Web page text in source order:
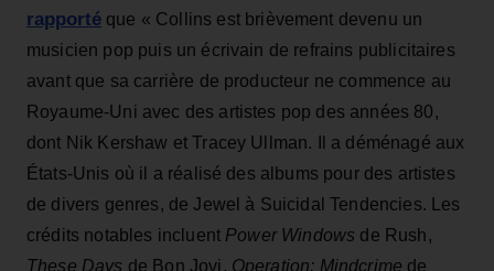
rapporté que « Collins est brièvement devenu un
musicien pop puis un écrivain de refrains publicitaires
avant que sa carrière de producteur ne commence au
Royaume-Uni avec des artistes pop des années 80,
dont Nik Kershaw et Tracey Ullman. Il a déménagé aux
États-Unis où il a réalisé des albums pour des artistes
de divers genres, de Jewel à Suicidal Tendencies. Les
crédits notables incluent Power Windows de Rush,
These Days de Bon Jovi, Operation: Mindcrime de